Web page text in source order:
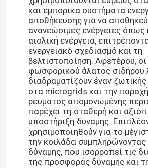
Αρχική Σελίδα
Προϊόντα
και εμπορικά συστήματα
αποθήκευσης για να
ανανεώσιμες ενέργειες όπως
αιολική ενέργεια,
ενεργειακό σχεδιασμό και τη
βελτιστοποίηση. Αφετέρου,
φωσφορικού άλατος σιδήρου
διαδραματίζουν έναν
στα microgrids και την
ρεύματος απομονωμένης
παρέχει τη σταθερή και
υποστήριξη δύναμης.
χρησιμοποιηθούν για το
την κοιλάδα
δύναμης, που ισορροπεί τις
της προσφοράς δύναμης και